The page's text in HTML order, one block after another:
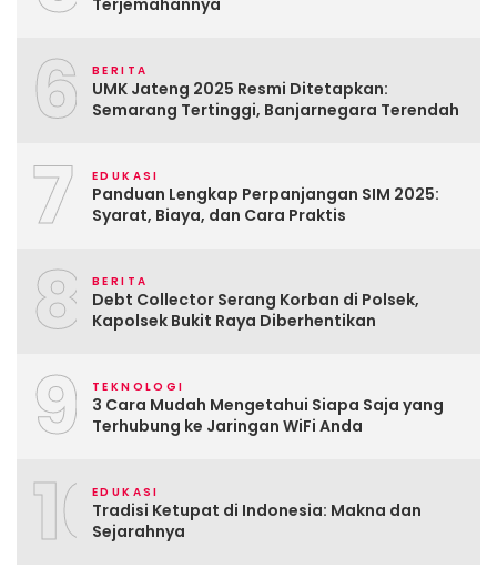
Terjemahannya
6 BERITA
UMK Jateng 2025 Resmi Ditetapkan:
Semarang Tertinggi, Banjarnegara Terendah
7 EDUKASI
Panduan Lengkap Perpanjangan SIM 2025:
Syarat, Biaya, dan Cara Praktis
8 BERITA
Debt Collector Serang Korban di Polsek,
Kapolsek Bukit Raya Diberhentikan
9 TEKNOLOGI
3 Cara Mudah Mengetahui Siapa Saja yang
Terhubung ke Jaringan WiFi Anda
10EDUKASI
Tradisi Ketupat di Indonesia: Makna dan
Sejarahnya